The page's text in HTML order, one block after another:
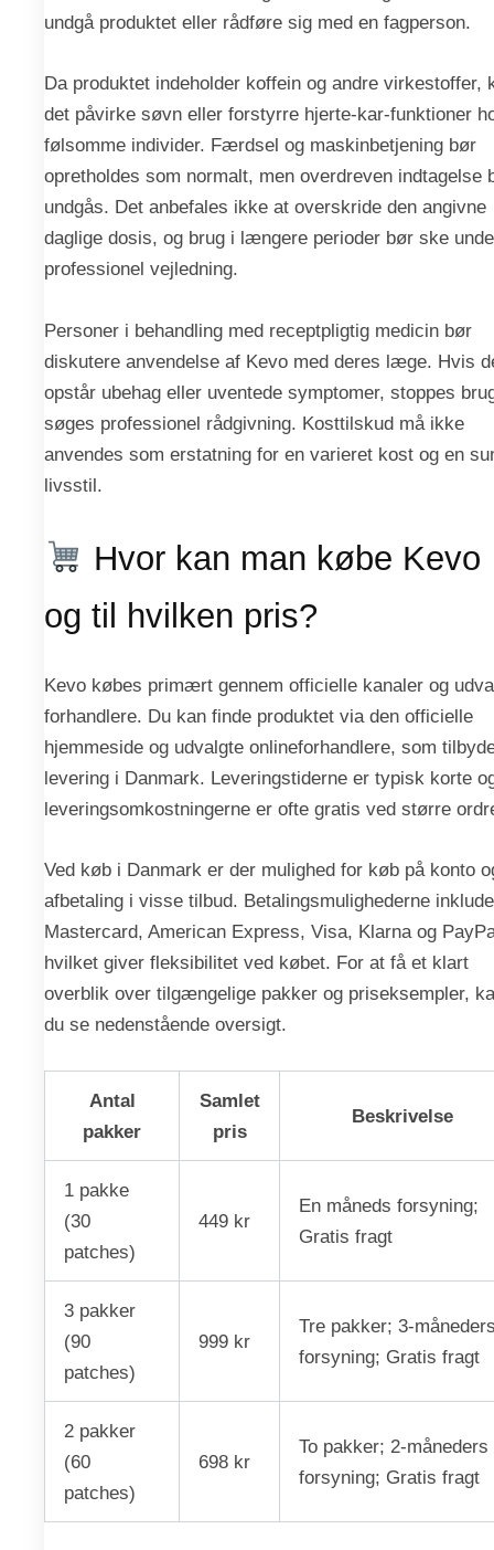
undgå produktet eller rådføre sig med en fagperson.
Da produktet indeholder koffein og andre virkestoffer,
det påvirke søvn eller forstyrre hjerte-kar-funktioner
følsomme individer. Færdsel og maskinbetjening bør
opretholdes som normalt, men overdreven indtagelse
undgås. Det anbefales ikke at overskride den angivne
daglige dosis, og brug i længere perioder bør ske
professionel vejledning.
Personer i behandling med receptpligtig medicin bør
diskutere anvendelse af Kevo med deres læge. Hvis
opstår ubehag eller uventede symptomer, stoppes
søges professionel rådgivning. Kosttilskud må ikke
anvendes som erstatning for en varieret kost og en
livsstil.
Hvor kan man købe Kevo
og til hvilken pris?
Kevo købes primært gennem officielle kanaler og
forhandlere. Du kan finde produktet via den officielle
hjemmeside og udvalgte onlineforhandlere, som
levering i Danmark. Leveringstiderne er typisk korte
leveringsomkostningerne er ofte gratis ved større
Ved køb i Danmark er der mulighed for køb på konto
afbetaling i visse tilbud. Betalingsmulighederne
Mastercard, American Express, Visa, Klarna og
hvilket giver fleksibilitet ved købet. For at få et klart
overblik over tilgængelige pakker og priseksempler,
du se nedenstående oversigt.
Antal
pakker
Samlet
pris
Beskrivelse
1 pakke
(30
patches)
449 kr
En måneds forsyning;
Gratis fragt
3 pakker
(90
patches)
999 kr
Tre pakker; 3-
forsyning; Gratis fragt
2 pakker
(60
patches)
698 kr
To pakker; 2-måneders
forsyning; Gratis fragt